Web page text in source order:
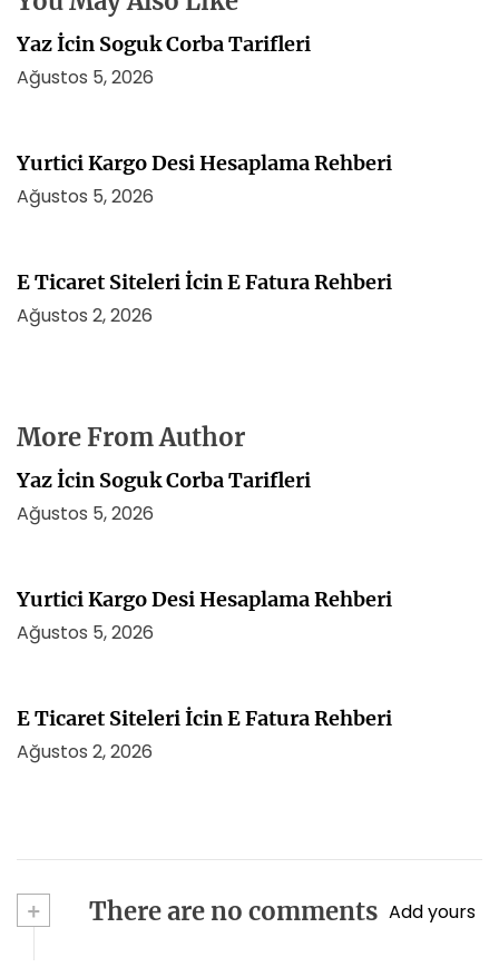
i
Yaz İcin Soguk Corba Tarifleri
Ağustos 5, 2026
Yurtici Kargo Desi Hesaplama Rehberi
Ağustos 5, 2026
E Ticaret Siteleri İcin E Fatura Rehberi
Ağustos 2, 2026
More From Author
Yaz İcin Soguk Corba Tarifleri
Ağustos 5, 2026
Yurtici Kargo Desi Hesaplama Rehberi
Ağustos 5, 2026
E Ticaret Siteleri İcin E Fatura Rehberi
Ağustos 2, 2026
+ There are no comments Add yours